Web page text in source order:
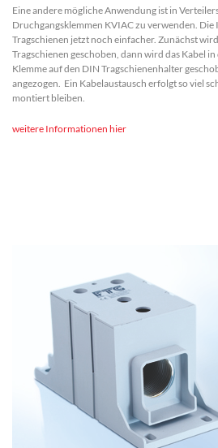
Eine andere mögliche Anwendung ist in
Druchgangsklemmen KVIAC zu verwenden. Die
Tragschienen jetzt noch einfacher. Zunächst
Tragschienen geschoben, dann wird das Kabel
Klemme auf den DIN Tragschienenhalter
angezogen. Ein Kabelaustausch erfolgt so viel
montiert bleiben.
weitere Informationen hier